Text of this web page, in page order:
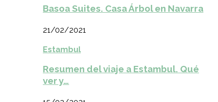
Basoa Suites. Casa Árbol en Navarra
21/02/2021
Estambul
Resumen del viaje a Estambul. Qué
ver y…